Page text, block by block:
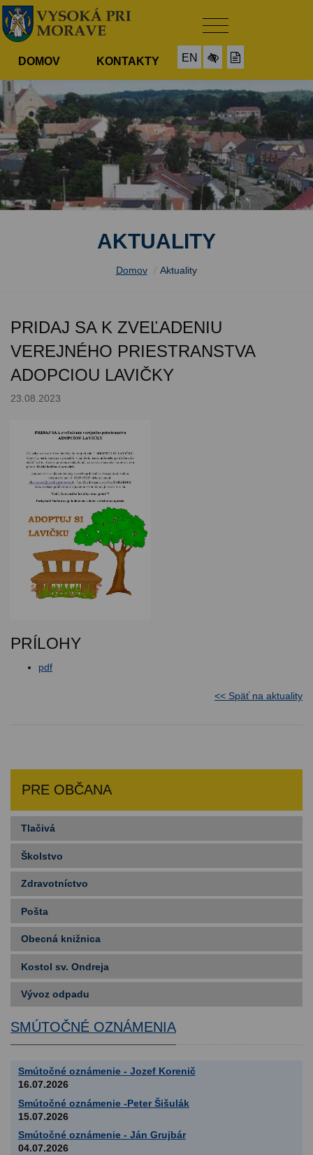
DOMOV KONTAKTY EN
AKTUALITY
Domov / Aktuality
PRIDAJ SA K ZVEĽADENIU
VEREJNÉHO PRIESTRANSTVA
ADOPCIOU LAVIČKY
23.08.2023
PRÍLOHY
pdf
<< Späť na aktuality
PRE OBČANA
Tlačivá
Školstvo
Zdravotníctvo
Pošta
Obecná knižnica
Kostol sv. Ondreja
Vývoz odpadu
SMÚTOČNÉ OZNÁMENIA
Smútočné oznámenie - Jozef Korenič
16.07.2026
Smútočné oznámenie -Peter Šišulák
15.07.2026
Smútočné oznámenie - Ján Grujbár
04.07.2026